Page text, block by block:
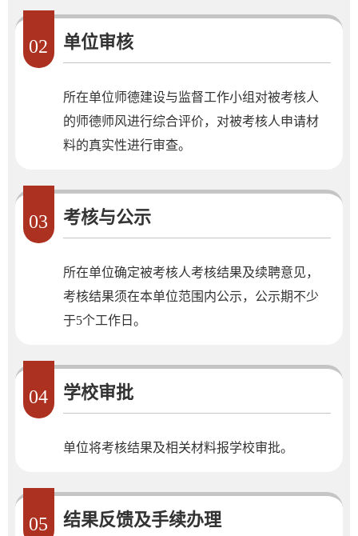
02 单位审核
所在单位师德建设与监督工作小组对被考核人
的师德师风进行综合评价，对被考核人申请材
料的真实性进行审查。
03 考核与公示
所在单位确定被考核人考核结果及续聘意见，
考核结果须在本单位范围内公示，公示期不少
于5个工作日。
04 学校审批
单位将考核结果及相关材料报学校审批。
05 结果反馈及手续办理